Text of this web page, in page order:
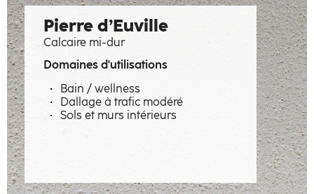
Histoire
Savoir-faire
Matières à émotions
Pierre d’Euville
Calcaire mi-dur
Domaines d'utilisations
Bain / wellness
Dallage à trafic modéré
Sols et murs intérieurs